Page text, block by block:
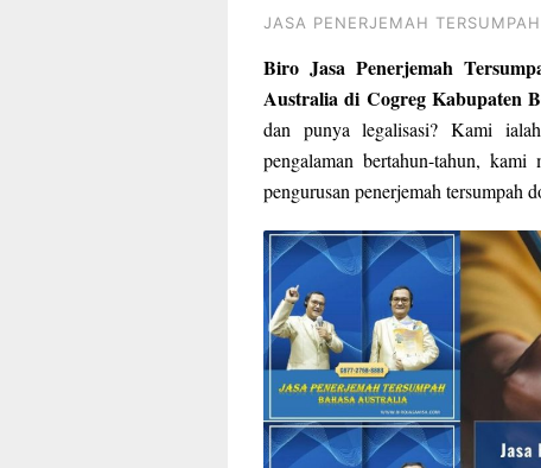
JASA PENERJEMAH TERSUMPAH
Biro Jasa Penerjemah
Australia di Cogreg Kabupaten
dan punya legalisasi? Kami
pengalaman bertahun-tahun,
pengurusan penerjemah tersumpah